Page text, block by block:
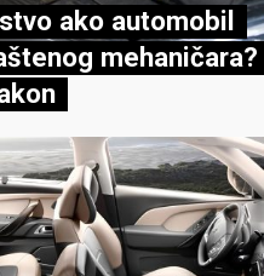
ako automobil
mehaničara?